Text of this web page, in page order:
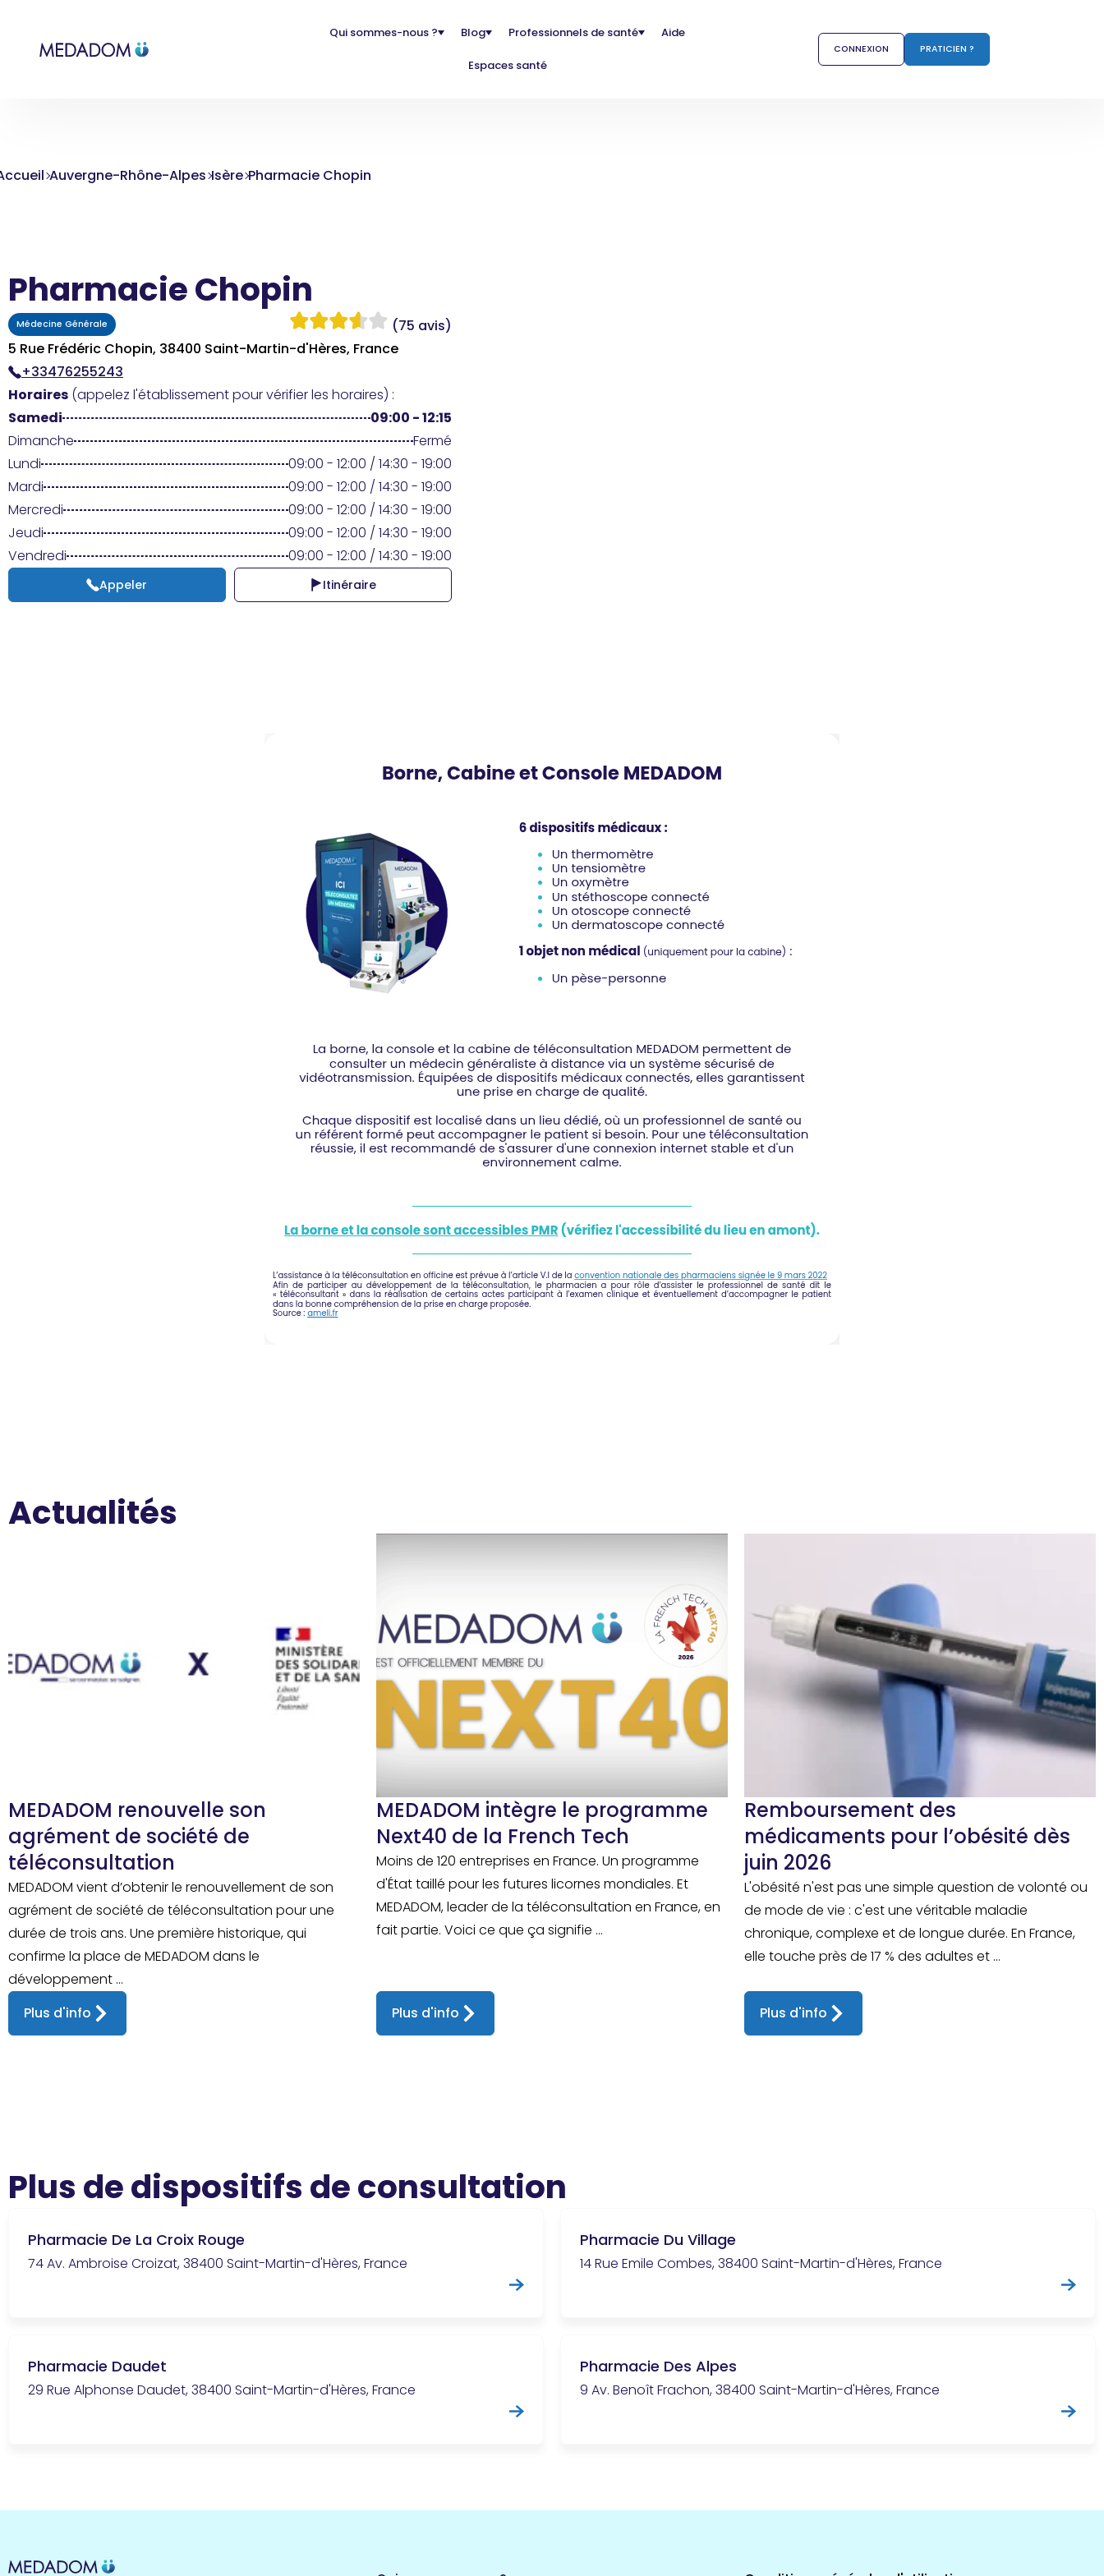
Qui sommes-nous ? Blog Professionnels de santé Aide
Espaces santé
CONNEXION PRATICIEN ?
Auvergne-Rhône-Alpes Isère Pharmacie Chopin
Pharmacie Chopin
Médecine Générale
(75 avis)
5 Rue Frédéric Chopin, 38400 Saint-Martin-d'Hères, France
+33476255243
Horaires (appelez l'établissement pour vérifier les horaires) :
Samedi
09:00 - 12:15
Dimanche
Fermé
Lundi
09:00 - 12:00 / 14:30 - 19:00
Mardi
09:00 - 12:00 / 14:30 - 19:00
Mercredi
09:00 - 12:00 / 14:30 - 19:00
Jeudi
09:00 - 12:00 / 14:30 - 19:00
Vendredi
09:00 - 12:00 / 14:30 - 19:00
Appeler Itinéraire
Actualités
MEDADOM renouvelle son
agrément de société de
téléconsultation
MEDADOM vient d’obtenir le renouvellement de son
agrément de société de téléconsultation pour une
durée de trois ans. Une première historique, qui
confirme la place de MEDADOM dans le
développement ...
Plus d'info
MEDADOM intègre le programme
Next40 de la French Tech
Moins de 120 entreprises en France. Un programme
d'État taillé pour les futures licornes mondiales. Et
MEDADOM, leader de la téléconsultation en France, en
fait partie. Voici ce que ça signifie ...
Plus d'info
Remboursement des
médicaments pour l’obésité dès
juin 2026
L'obésité n'est pas une simple question de volonté ou
de mode de vie : c'est une véritable maladie
chronique, complexe et de longue durée. En France,
elle touche près de 17 % des adultes et ...
Plus d'info
Plus de dispositifs de consultation
Pharmacie De La Croix Rouge
74 Av. Ambroise Croizat, 38400 Saint-Martin-d'Hères, France
Pharmacie Du Village
14 Rue Emile Combes, 38400 Saint-Martin-d'Hères, France
Pharmacie Daudet
29 Rue Alphonse Daudet, 38400 Saint-Martin-d'Hères, France
Pharmacie Des Alpes
9 Av. Benoît Frachon, 38400 Saint-Martin-d'Hères, France